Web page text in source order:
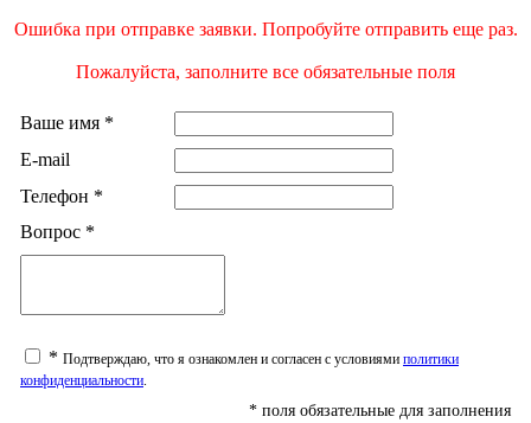
Ошибка при отправке заявки. Попробуйте отправить еще раз.
Пожалуйста, заполните все обязательные поля
Ваше имя *
E-mail
Телефон *
Вопрос *
* Подтверждаю, что я ознакомлен и согласен с условиями политики
конфиденциальности
* поля обязательные для заполнения